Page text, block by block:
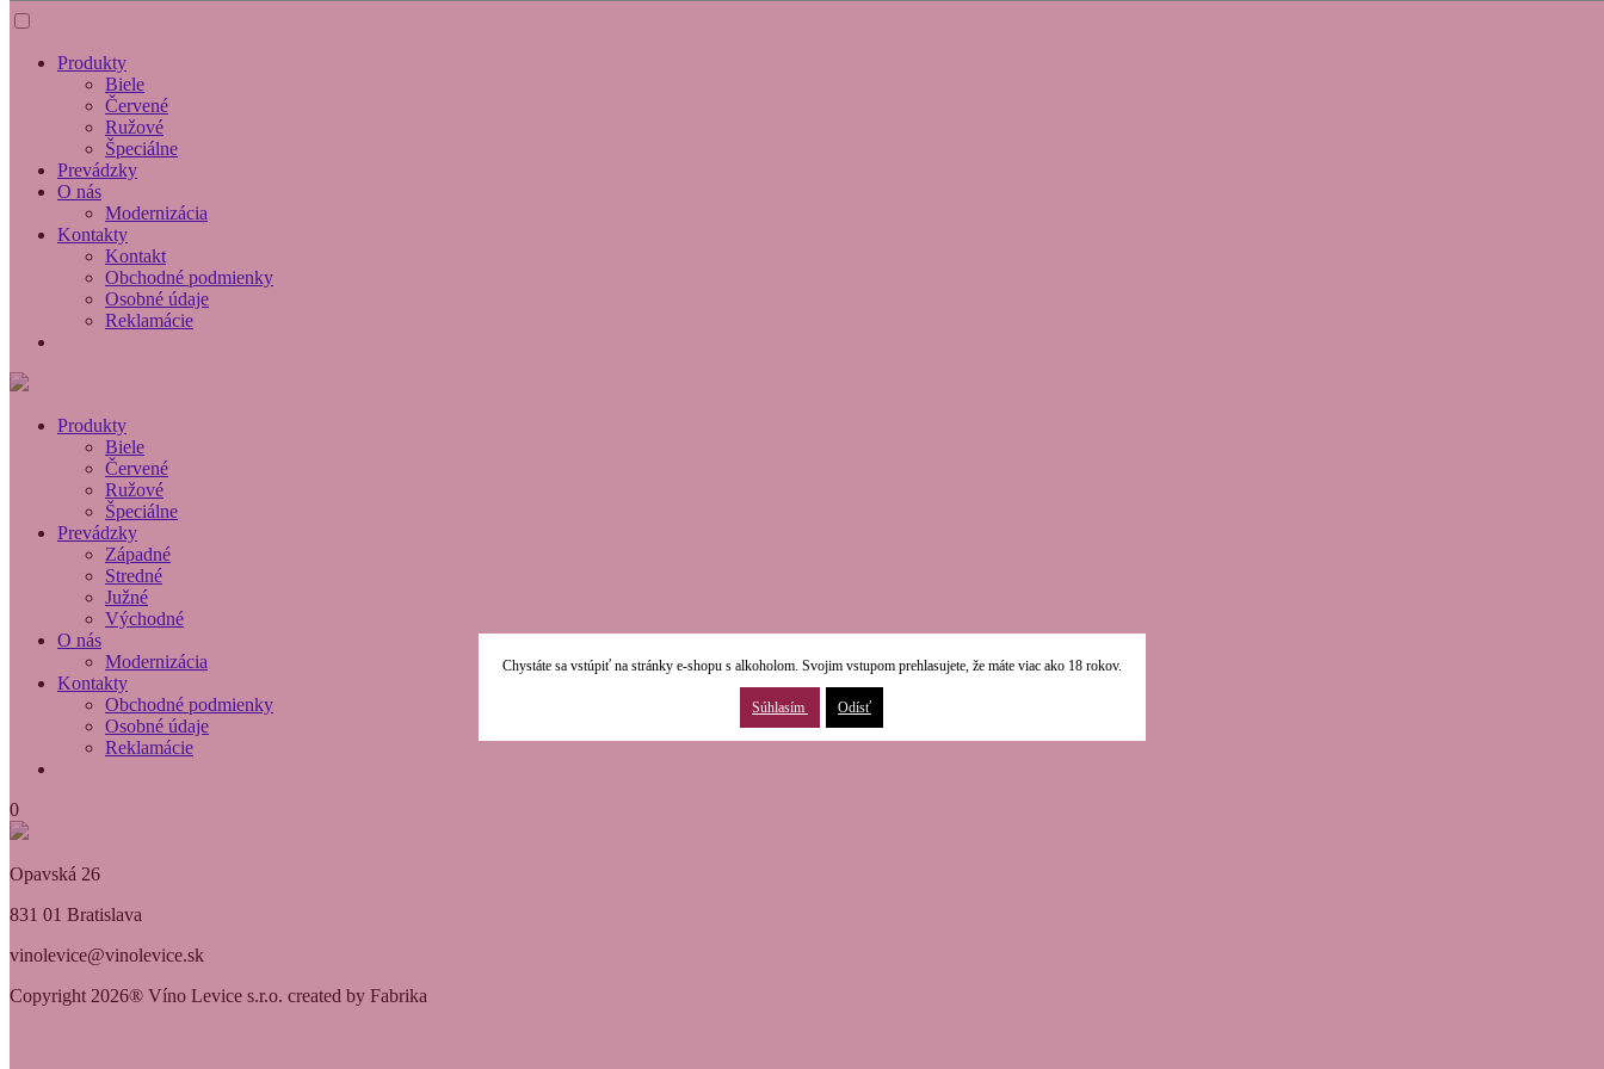
Produkty
Biele
Červené
Ružové
Špeciálne
Prevádzky
O nás
Modernizácia
Kontakty
Kontakt
Obchodné podmienky
Osobné údaje
Reklamácie
Produkty
Biele
Červené
Ružové
Špeciálne
Prevádzky
Západné
Stredné
Južné
Východné
O nás
Modernizácia
Kontakty
Obchodné podmienky
Osobné údaje
Reklamácie
0
Opavská 26
831 01 Bratislava
vinolevice@vinolevice.sk
Copyright 2026® Víno Levice s.r.o. created by Fabrika
Chystáte sa vstúpiť na stránky e-shopu s alkoholom. Svojim vstupom prehlasujete, že máte viac ako 18 rokov.
Súhlasím Odísť